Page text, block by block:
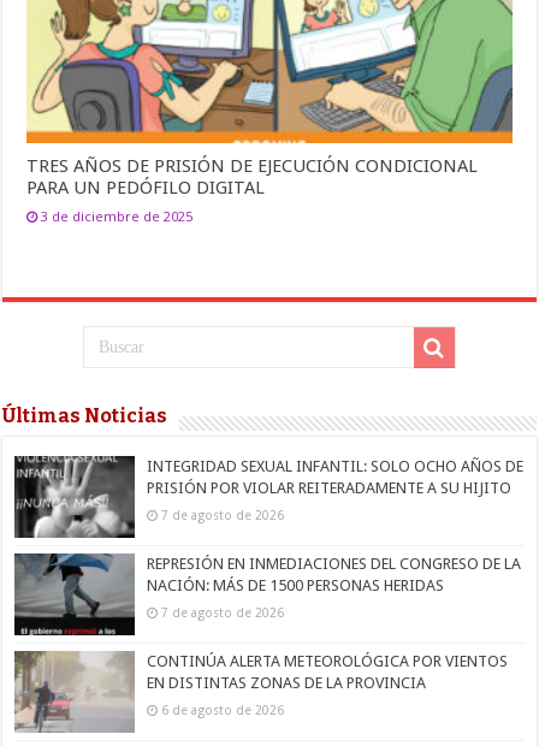
TRES AÑOS DE PRISIÓN DE EJECUCIÓN CONDICIONAL
PARA UN PEDÓFILO DIGITAL
3 de diciembre de 2025
Últimas Noticias
INTEGRIDAD SEXUAL INFANTIL: SOLO OCHO AÑOS DE
PRISIÓN POR VIOLAR REITERADAMENTE A SU HIJITO
7 de agosto de 2026
REPRESIÓN EN INMEDIACIONES DEL CONGRESO DE LA
NACIÓN: MÁS DE 1500 PERSONAS HERIDAS
7 de agosto de 2026
CONTINÚA ALERTA METEOROLÓGICA POR VIENTOS
EN DISTINTAS ZONAS DE LA PROVINCIA
6 de agosto de 2026